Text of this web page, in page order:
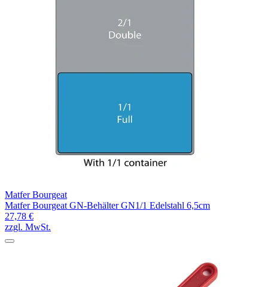
Matfer Bourgeat
Matfer Bourgeat GN-Behälter GN1/1 Edelstahl 6,5cm
27,78 €
zzgl. MwSt.